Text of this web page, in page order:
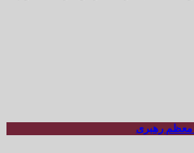
معظم رهبری